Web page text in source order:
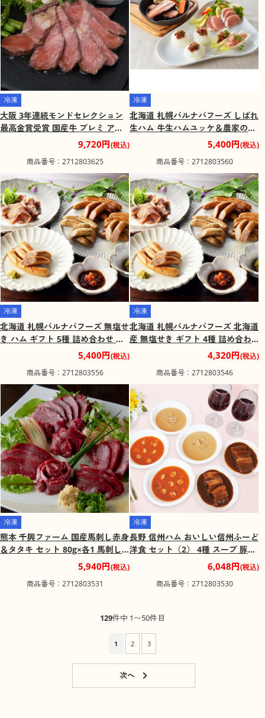
冷凍
大阪 3年連続モンドセレクション
最高金賞受賞 国産牛 プレミ アム
ローストビーフ 牛肉 肉【送料込
9,720円(税込)
商品番号：2712803625
冷凍
北海道 札幌バルナバフーズ しばれ
生ハム 牛生ハムユッケ＆農家のベ
ーコンステーキ 生ハム ベーコン
5,400円(税込)
商品番号：2712803560
冷凍
北海道 札幌バルナバフーズ 無塩せ
き ハム ギフト 5種 詰め合わせ 無
塩せきハム【送料込み】5,400円(税込)
商品番号：2712803556
冷凍
北海道 札幌バルナバフーズ 北海道
産 無塩せき ギフト 4種 詰め合わ
せ 無塩せきハム 【送料込み】
4,320円(税込)
商品番号：2712803546
冷凍
熊本 千興ファーム 国産馬刺し赤身
＆タタキ セット 80g×各1 馬刺し
5,940円(税込)
商品番号：2712803531
冷凍
長野 信州ハム おいしい信州ふーど
洋食 セット（2） 4種 スープ 豚バ
ラ煮込み 牛肉 赤ワイン煮詰め合わ
せ 惣菜 セット【送料込み】
6,048円(税込)
商品番号：2712803530
129件中 1〜50件目
1 2 3